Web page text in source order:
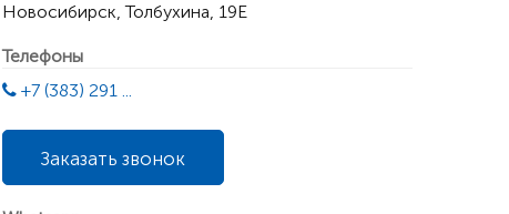
Новосибирск, Толбухина, 19Е
Телефоны
+7 (383) 291 ...
Заказать звонок